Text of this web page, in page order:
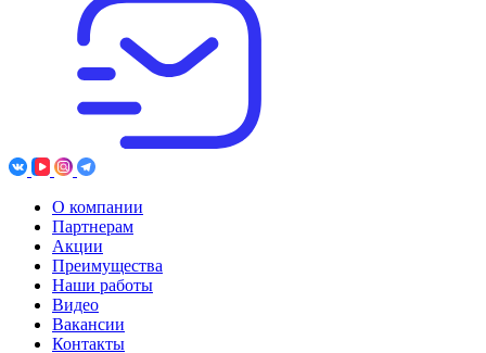
О компании
Партнерам
Акции
Преимущества
Наши работы
Видео
Вакансии
Контакты